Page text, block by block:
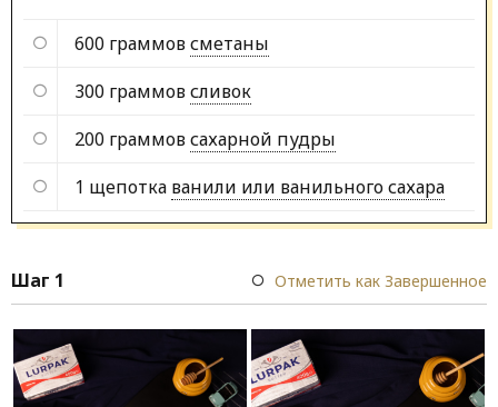
600 граммовсметаны
300 граммовсливок
200 граммовсахарной пудры
1 щепотка ванили или ванильного сахара
Шаг 1 Отметить как Завершенное